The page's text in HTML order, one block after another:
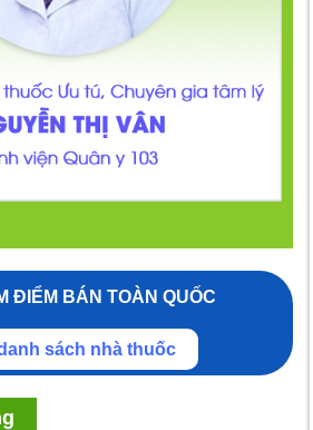
ĐIỂM BÁN TOÀN QUỐC
sách nhà thuốc